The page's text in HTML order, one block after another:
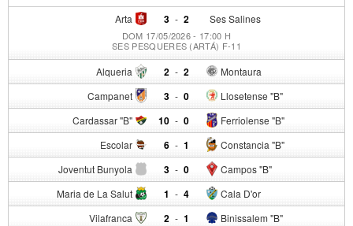
Arta 3 - Ses Salines
2
DOM 17/05/2026 - 17:00 H
SES PESQUERES (ARTÁ) F-11
Alqueria 2 - Montaura
2
Campanet 3 - Llosetense "B"
0
Cardassar "B" 10 - Ferriolense "B"
0
Escolar 6 - Constancia "B"
1
Joventut Bunyola 3 - Campos "B"
0
Maria de La Salut 1 - Cala D'or
4
Vilafranca 2 - Binissalem "B"
1